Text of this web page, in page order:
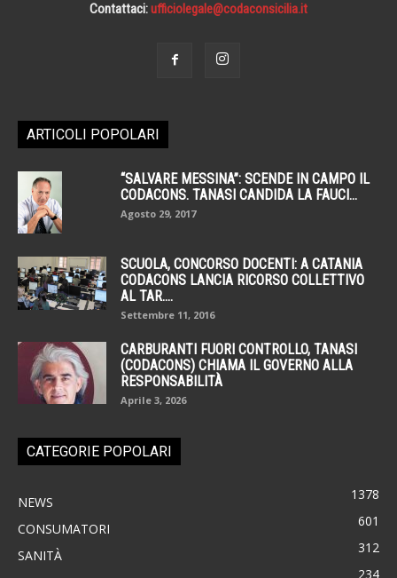
Contattaci:ufficiolegale@codaconsicilia.it
ARTICOLI POPOLARI
“SALVARE MESSINA”: SCENDE IN CAMPO IL
CODACONS. TANASI CANDIDA LA FAUCI...
Agosto 29, 2017
SCUOLA, CONCORSO DOCENTI: A CATANIA
CODACONS LANCIA RICORSO COLLETTIVO
AL TAR....
Settembre 11, 2016
CARBURANTI FUORI CONTROLLO, TANASI
(CODACONS) CHIAMA IL GOVERNO ALLA
RESPONSABILITÀ
Aprile 3, 2026
CATEGORIE POPOLARI
NEWS 1378
CONSUMATORI 601
SANITÀ 312
234